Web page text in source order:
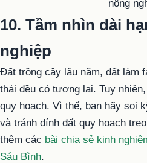
10. Tầm nhìn dài
nghiệp
Đất trồng cây lâu năm, đất làm
thái đều có tương lai. Tuy
quy hoạch. Vì thế, bạn hãy soi
và tránh dính đất quy hoạch
thêm các bài chia sẻ kinh
Sáu Bình.